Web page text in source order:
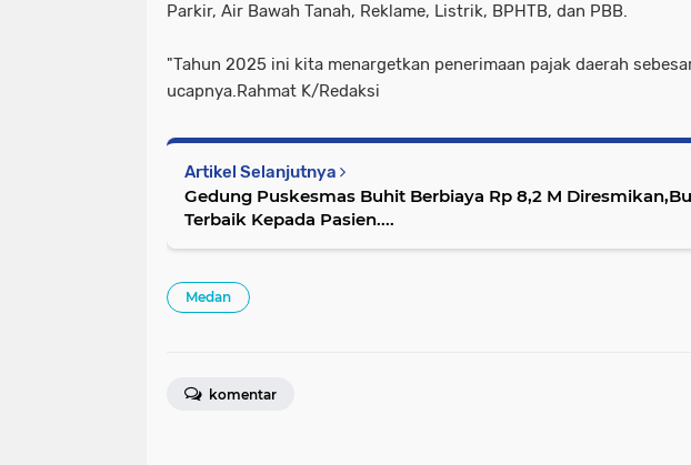
Parkir, Air Bawah Tanah, Reklame, Listrik, BPHTB, dan PBB.
"Tahun 2025 ini kita menargetkan penerimaan pajak daerah
ucapnya.Rahmat K/Redaksi
Artikel Selanjutnya
Gedung Puskesmas Buhit Berbiaya Rp 8,2 M
Terbaik Kepada Pasien....
Medan
komentar